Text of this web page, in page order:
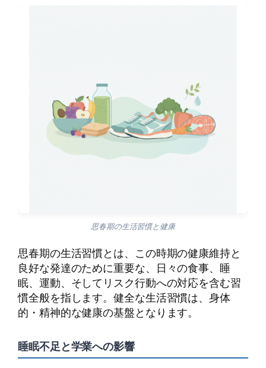
思春期の生活習慣と健康
思春期の生活習慣とは、この時期の健康維持と
良好な発達のために重要な、日々の食事、睡
眠、運動、そしてリスク行動への対応を含む習
慣全般を指します。健全な生活習慣は、身体
的・精神的な健康の基盤となります。
睡眠不足と学業への影響